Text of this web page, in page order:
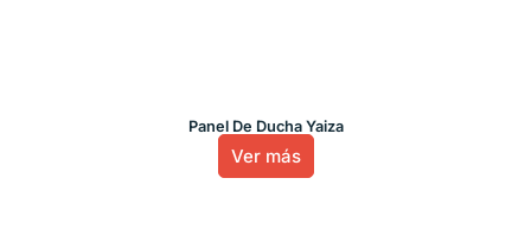
Panel De Ducha Yaiza
Ver más